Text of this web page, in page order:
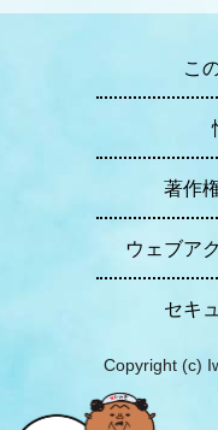
こ
著作
ウェブア
セキ
Copyright (c)